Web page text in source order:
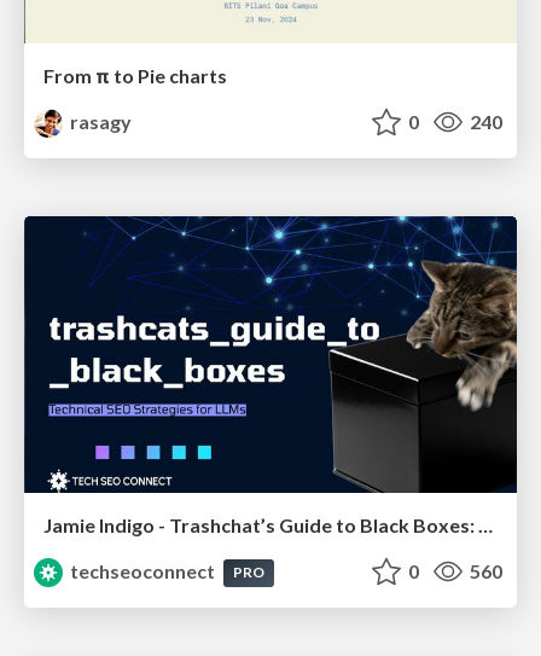
From π to Pie charts
rasagy
0 240
Jamie Indigo - Trashchat’s Guide to Black Boxes: Technical SEO Tactics for LLMs
techseoconnect
PRO 0 560